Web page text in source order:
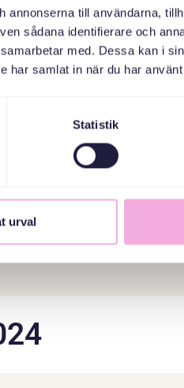
till användarna,
sådana identifierare och
med. Dessa kan i
har samlat in när du har
Statistik
urval
"Tre
är ett sätt